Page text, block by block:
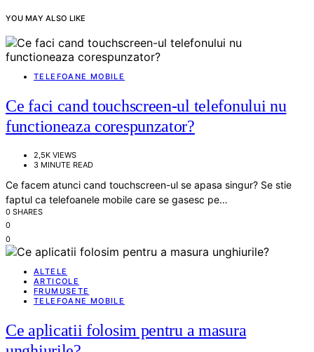
YOU MAY ALSO LIKE
TELEFOANE MOBILE
Ce faci cand touchscreen-ul telefonului nu
functioneaza corespunzator?
2,5K VIEWS
3 MINUTE READ
Ce facem atunci cand touchscreen-ul se apasa singur? Se stie
faptul ca telefoanele mobile care se gasesc pe…
0 SHARES
0
0
ALTELE
ARTICOLE
FRUMUSETE
TELEFOANE MOBILE
Ce aplicatii folosim pentru a masura